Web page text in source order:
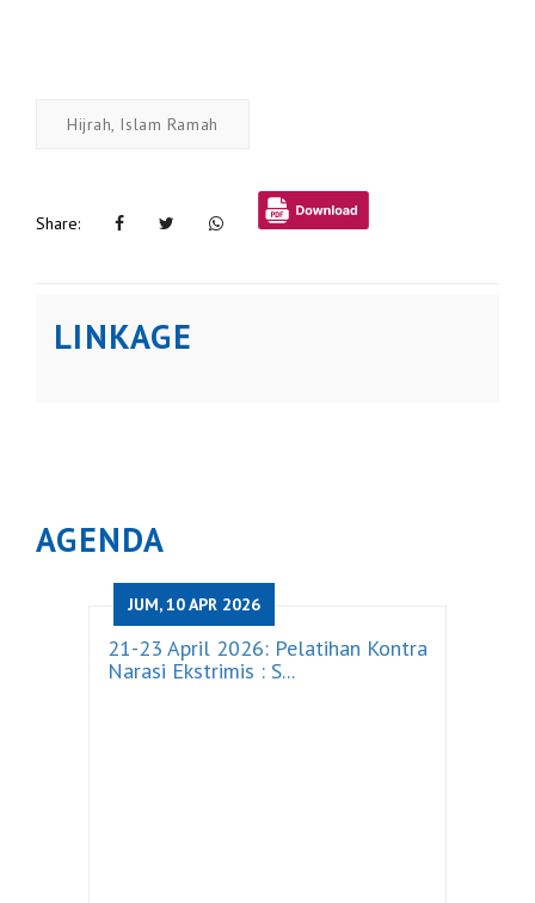
Hijrah, Islam Ramah
Share:
LINKAGE
AGENDA
JUM, 10 APR 2026
21-23 April 2026: Pelatihan Kontra
Narasi Ekstrimis : S...